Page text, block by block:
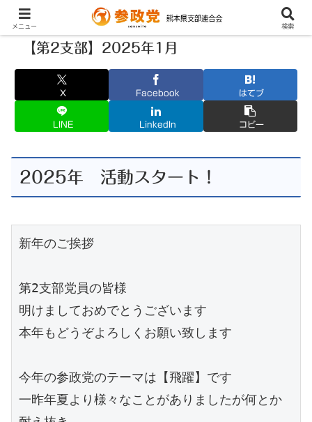
【第2支部】2025年1月
X Facebook はてブ
LINE LinkedIn コピー
2025年 活動スタート！
新年のご挨拶
第2支部党員の皆様
明けましておめでとうございます
本年もどうぞよろしくお願い致します
今年の参政党のテーマは【飛躍】です
一昨年夏より様々なことがありましたが何とか
メニュー 検索